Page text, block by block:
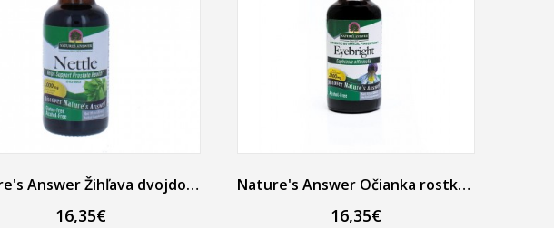
Nature's Answer Žihľava dvojdomá bylinné kvapky 30 ml
16,35€
Nature's Answer Očianka rostkovova tekutý extrakt 30 ml
16,35€